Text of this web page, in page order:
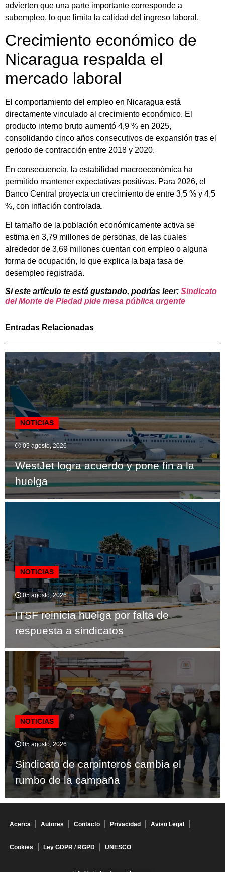
advierten que una parte importante corresponde a
subempleo, lo que limita la calidad del ingreso laboral.
Crecimiento económico de
Nicaragua respalda el
mercado laboral
El comportamiento del empleo en Nicaragua está
directamente vinculado al crecimiento económico. El
producto interno bruto aumentó 4,9 % en 2025,
consolidando cinco años consecutivos de expansión tras el
periodo de contracción entre 2018 y 2020.
En consecuencia, la estabilidad macroeconómica ha
permitido mantener expectativas positivas. Para 2026, el
Banco Central proyecta un crecimiento de entre 3,5 % y 4,5
%, con inflación controlada.
El tamaño de la población económicamente activa se
estima en 3,79 millones de personas, de las cuales
alrededor de 3,69 millones cuentan con empleo o alguna
forma de ocupación, lo que explica la baja tasa de
desempleo registrada.
Si este artículo te está gustando, podrías leer: Sindicato
del Monte de Piedad pide mesa pública urgente
Entradas Relacionadas
NOTICIAS
05 agosto, 2026
WestJet logra acuerdo y pone fin a la
huelga
NOTICIAS
05 agosto, 2026
ITSF reinicia huelga por falta de
respuesta a sindicatos
NOTICIAS
05 agosto, 2026
Sindicato de carpinteros cambia el
rumbo de la campaña
Acerca Autores Contacto Privacidad Aviso Legal
Cookies Ley GDPR / RGPD UNESCO